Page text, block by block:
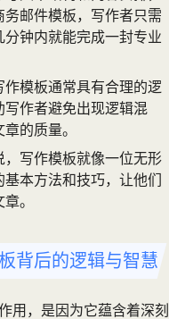
邮件模板，写作者只需
钟内就能完成一封专业
作模板通常具有合理的逻
作者避免出现逻辑混
的质量。
，写作模板就像一位无形
本方法和技巧，让他们
。
背后的逻辑与智慧
用，是因为它蕴含着深刻